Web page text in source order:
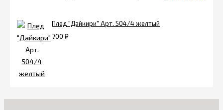
Плед "Дайкири" Арт. 504/4 желтый
700 ₽